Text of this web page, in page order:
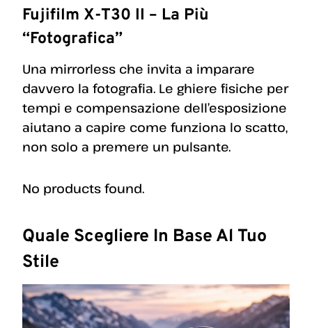
Fujifilm X-T30 II – La Più
“fotografica”
Una mirrorless che invita a imparare
davvero la fotografia. Le ghiere fisiche per
tempi e compensazione dell’esposizione
aiutano a capire come funziona lo scatto,
non solo a premere un pulsante.
No products found.
Quale Scegliere In Base Al Tuo
Stile